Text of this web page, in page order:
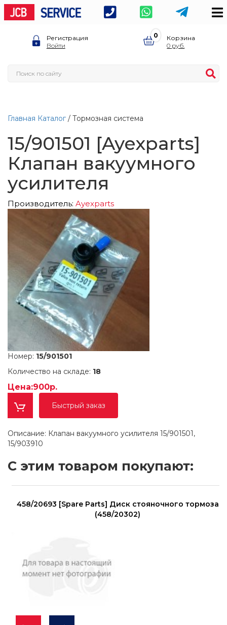
Регистрация
Войти
0
Корзина
0
Главная Каталог/ Тормозная система
15/901501 [Ayexparts]
Клапан вакуумного
усилителя
Производитель: Ayexparts
Номер: 15/901501
Количество на складе: 18
Цена:900р.
Быстрый заказ
Описание: Клапан вакуумного усилителя 15/901501,
15/903910
С этим товаром покупают:
458/20693 [Spare Parts] Диск стояночного тормоза
(458/20302)